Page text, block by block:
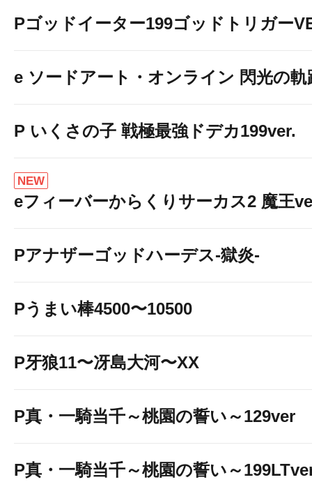
Pゴッドイーター199ゴッドトリガー
e ソードアート・オンライン 閃光の軌
P いくさの子 戦極最強ドデカ199ver.
NEW
eフィーバーからくりサーカス2 魔王
Pアナザーゴッドハーデス-獄炎-
Pうまい棒4500〜10500
P牙狼11〜冴島大河〜XX
P真・一騎当千～桃園の誓い～129ver
P真・一騎当千～桃園の誓い～